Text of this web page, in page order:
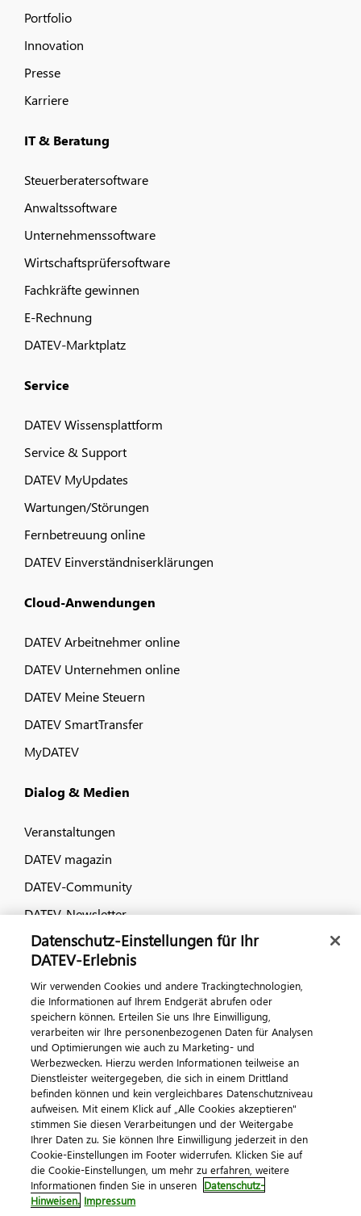
Portfolio
Innovation
Presse
Karriere
IT & Beratung
Steuerberatersoftware
Anwaltssoftware
Unternehmenssoftware
Wirtschaftsprüfersoftware
Fachkräfte gewinnen
E-Rechnung
DATEV-Marktplatz
Service
DATEV Wissensplattform
Service & Support
DATEV MyUpdates
Wartungen/Störungen
Fernbetreuung online
DATEV Einverständniserklärungen
Cloud-Anwendungen
DATEV Arbeitnehmer online
DATEV Unternehmen online
DATEV Meine Steuern
DATEV SmartTransfer
MyDATEV
Dialog & Medien
Veranstaltungen
DATEV magazin
DATEV-Community
DATEV-Newsletter
Kontaktieren Sie uns
© 2026 DATEV eG
ImpressumDatenschutzAGB Kontakt
Cookie-Einstellungen
Datenschutz-Einstellungen für Ihr
DATEV-Erlebnis
Wir verwenden Cookies und andere Trackingtechnologien,
die Informationen auf Ihrem Endgerät abrufen oder
speichern können. Erteilen Sie uns Ihre Einwilligung,
verarbeiten wir Ihre personenbezogenen Daten für Analysen
und Optimierungen wie auch zu Marketing- und
Werbezwecken. Hierzu werden Informationen teilweise an
Dienstleister weitergegeben, die sich in einem Drittland
befinden können und kein vergleichbares Datenschutzniveau
aufweisen. Mit einem Klick auf „Alle Cookies akzeptieren"
stimmen Sie diesen Verarbeitungen und der Weitergabe
Ihrer Daten zu. Sie können Ihre Einwilligung jederzeit in den
Cookie-Einstellungen im Footer widerrufen. Klicken Sie auf
die Cookie-Einstellungen, um mehr zu erfahren, weitere
Informationen finden Sie in unseren Datenschutz-
Hinweisen. Impressum